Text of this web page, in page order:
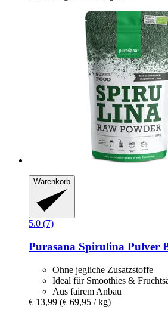
Warenkorb
5.0 (7)
Purasana Spirulina Pulver
Ohne jegliche Zusatzstoffe
Ideal für Smoothies &
Aus fairem Anbau
€ 13,99 (€ 69,95 / kg)